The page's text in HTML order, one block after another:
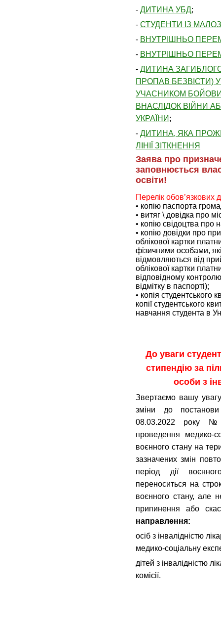
- ДИТИНА УБД;
- СТУДЕНТИ ІЗ
- ВНУТРІШНЬО
- ВНУТРІШНЬО
- ДИТИНА
ПРОПАВ БЕЗВІСТИ)
УЧАСНИКОМ
ВНАСЛІДОК ВІЙНИ
УКРАЇНИ ;
- ДИТИНА, ЯКА
ЛІНІЇ ЗІТКНЕННЯ
Заява про
заповнюється
освіти!
Перелік
• копію паспорта
• витяг \ довідка про
• копію свідоцтва про
• копію довідки про
облікової картки
фізичними особами,
відмовляються від
облікової картки
відповідному
відмітку в паспорті);
• копія студентського
копії студентського
навчання студента в
До уваги
стипендію за
особи з
Звертаємо вашу
зміни до постанови
08.03.2022 року
проведення медико-
воєнного стану на
зазначених змін
період дії
переноситься на
воєнного стану, але
припинення або
направлення:
осіб з інвалідністю
медико-соціальну
дітей з інвалідністю
комісії.